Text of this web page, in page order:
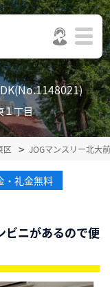
１丁目
区 JOGマンスリー北大
・礼金無料
ビニがあるので便